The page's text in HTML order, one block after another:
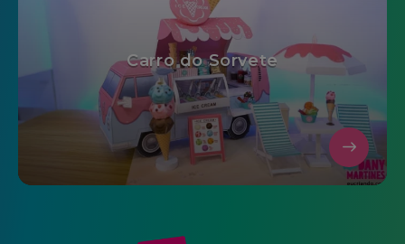
Carro do Sorvete